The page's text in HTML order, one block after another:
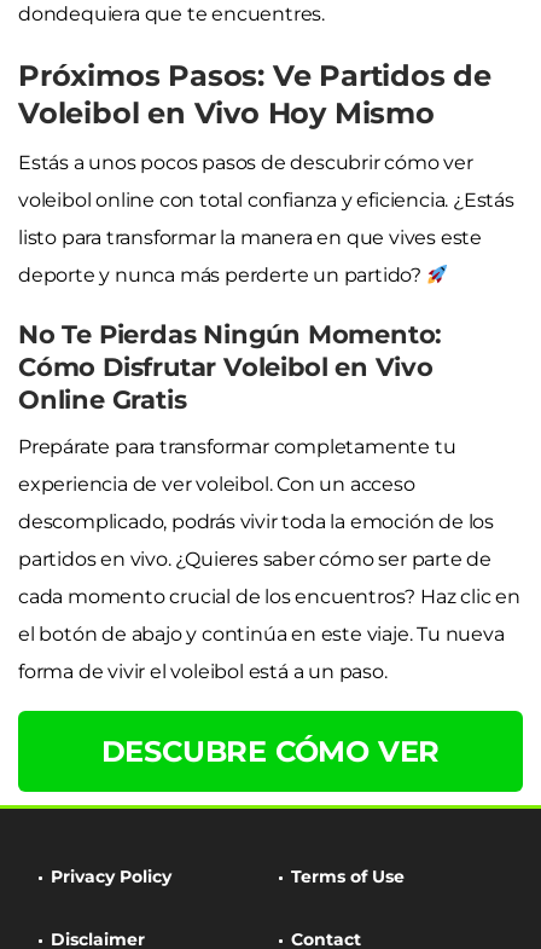
dondequiera que te encuentres.
Próximos Pasos: Ve Partidos de
Voleibol en Vivo Hoy Mismo
Estás a unos pocos pasos de descubrir cómo ver
voleibol online con total confianza y eficiencia. ¿Estás
listo para transformar la manera en que vives este
deporte y nunca más perderte un partido?
No Te Pierdas Ningún Momento:
Cómo Disfrutar Voleibol en Vivo
Online Gratis
Prepárate para transformar completamente tu
experiencia de ver voleibol. Con un acceso
descomplicado, podrás vivir toda la emoción de los
partidos en vivo. ¿Quieres saber cómo ser parte de
cada momento crucial de los encuentros? Haz clic en
el botón de abajo y continúa en este viaje. Tu nueva
forma de vivir el voleibol está a un paso.
DESCUBRE CÓMO VER
Privacy Policy Terms of Use
Disclaimer Contact